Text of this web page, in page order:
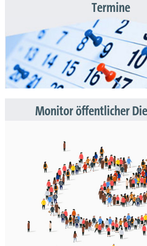
Termine
Monitor öffentlicher